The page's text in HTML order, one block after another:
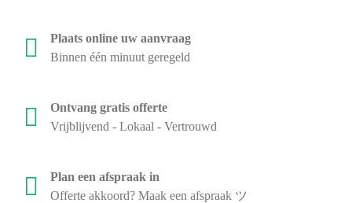
Plaats online uw aanvraag
Binnen één minuut geregeld
Ontvang gratis offerte
Vrijblijvend - Lokaal - Vertrouwd
Plan een afspraak in
Offerte akkoord? Maak een afspraak ツ